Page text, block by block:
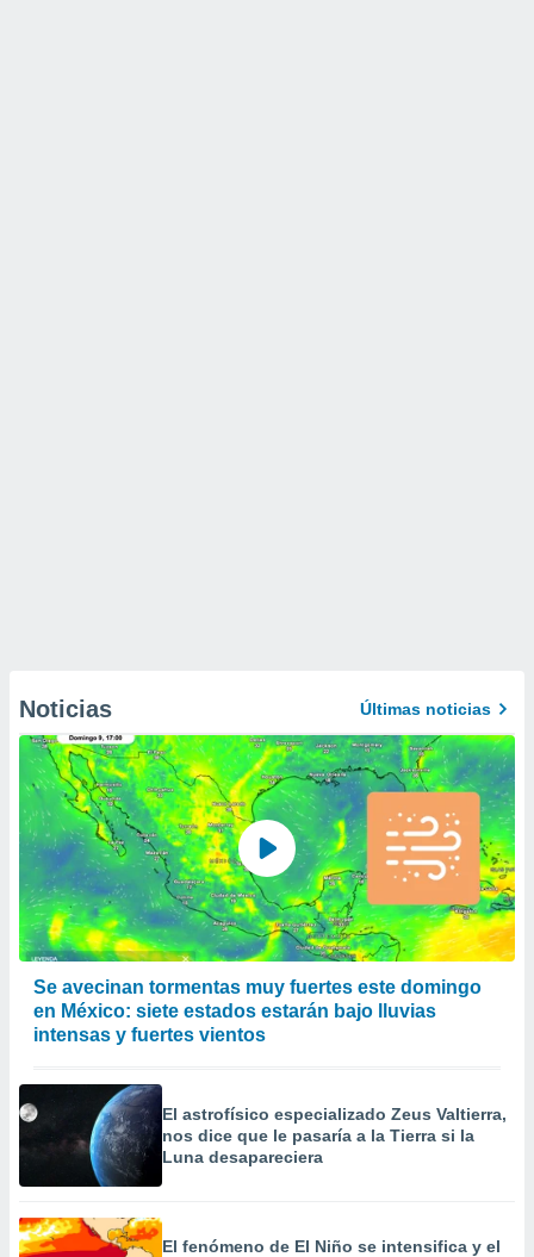
Noticias Últimas noticias
Se avecinan tormentas muy fuertes este domingo
en México: siete estados estarán bajo lluvias
intensas y fuertes vientos
El astrofísico especializado Zeus Valtierra,
nos dice que le pasaría a la Tierra si la
Luna desapareciera
El fenómeno de El Niño se intensifica y el